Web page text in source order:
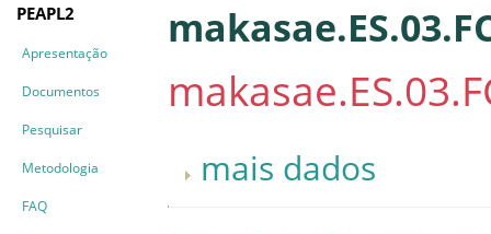
PEAPL2
Apresentação
Documentos
Pesquisar
Metodologia
FAQ
mais dados